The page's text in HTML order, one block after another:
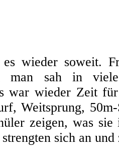
wieder soweit.
man sah in
war wieder Zeit
Weitsprung,
zeigen, was
sich an